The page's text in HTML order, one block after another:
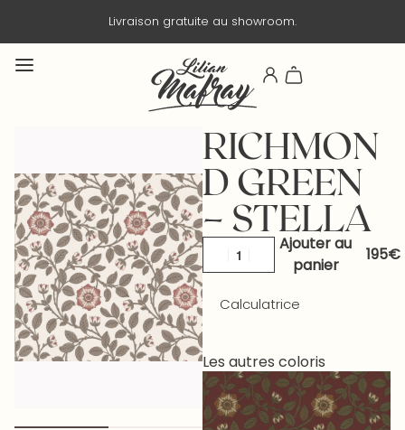
Livraison gratuite au showroom.
RICHMON
D GREEN
– STELLA
Ajouter au
panier
Calculatrice
Les autres coloris